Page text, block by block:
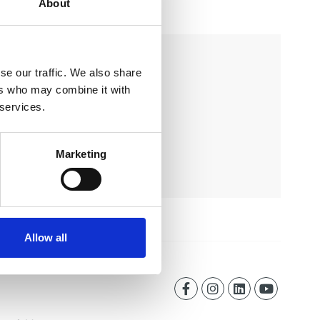
About
our traffic. We also share
who may combine it with
Marketing
Allow all